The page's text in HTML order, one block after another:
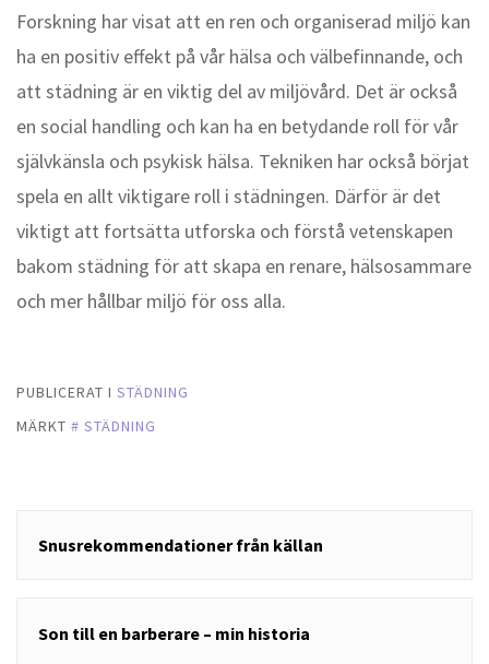
Forskning har visat att en ren och organiserad miljö kan
ha en positiv effekt på vår hälsa och välbefinnande, och
att städning är en viktig del av miljövård. Det är också
en social handling och kan ha en betydande roll för vår
självkänsla och psykisk hälsa. Tekniken har också börjat
spela en allt viktigare roll i städningen. Därför är det
viktigt att fortsätta utforska och förstå vetenskapen
bakom städning för att skapa en renare, hälsosammare
och mer hållbar miljö för oss alla.
PUBLICERAT I STÄDNING
MÄRKT
STÄDNING
Snusrekommendationer från källan
Son till en barberare – min historia